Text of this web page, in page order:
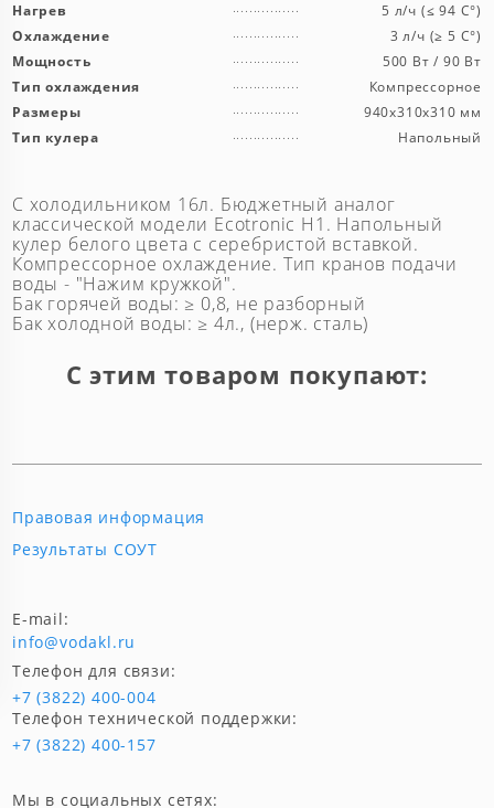
Нагрев
5 л/ч (≤ 94 C°)
Охлаждение
3 л/ч (≥ 5 C°)
Мощность
500 Вт / 90 Вт
Тип охлаждения
Компрессорное
Размеры
940x310x310 мм
Тип кулера
Напольный
С холодильником 16л. Бюджетный аналог
классической модели Ecotronic Н1. Напольный
кулер белого цвета с серебристой вставкой.
Компрессорное охлаждение. Тип кранов подачи
воды - "Нажим кружкой".
Бак горячей воды: ≥ 0,8, не разборный
Бак холодной воды: ≥ 4л., (нерж. сталь)
С этим товаром покупают:
Правовая информация
Результаты СОУТ
Телефон для связи:
+7 (3822) 400-004
Телефон технической поддержки:
+7 (3822) 400-157
E-mail:
info@vodakl.ru
Мы в социальных сетях: